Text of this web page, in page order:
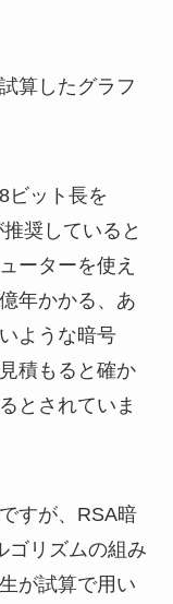
算したグラフ
ビット長を
奨していると
ーターを使え
年かかる、あ
ような暗号
積もると確か
とされていま
すが、RSA暗
ゴリズムの組み
が試算で用い